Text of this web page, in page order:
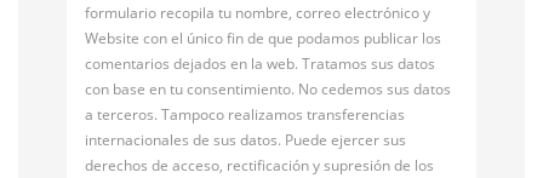
formulario recopila tu nombre, correo electrónico y
Website con el único fin de que podamos publicar los
comentarios dejados en la web. Tratamos sus datos
con base en tu consentimiento. No cedemos sus datos
a terceros. Tampoco realizamos transferencias
internacionales de sus datos. Puede ejercer sus
derechos de acceso, rectificación y supresión de los